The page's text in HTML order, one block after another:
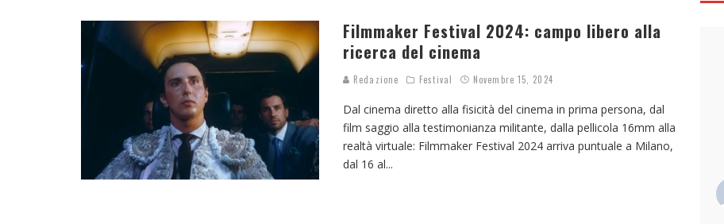
Filmmaker Festival 2024: campo libero alla
ricerca del cinema
Redazione Festival Novembre 15, 2024
Dal cinema diretto alla fisicità del cinema in prima persona, dal
film saggio alla testimonianza militante, dalla pellicola 16mm alla
realtà virtuale: Filmmaker Festival 2024 arriva puntuale a Milano,
dal 16 al...